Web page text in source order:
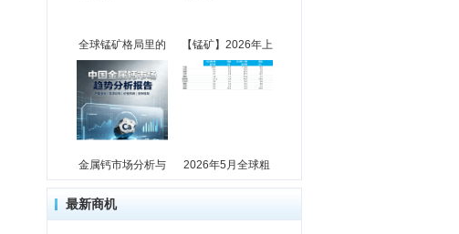
全球锰矿格局里的 【锰矿】2026年上
金属钙市场分析与 2026年5月全球粗
最新商机